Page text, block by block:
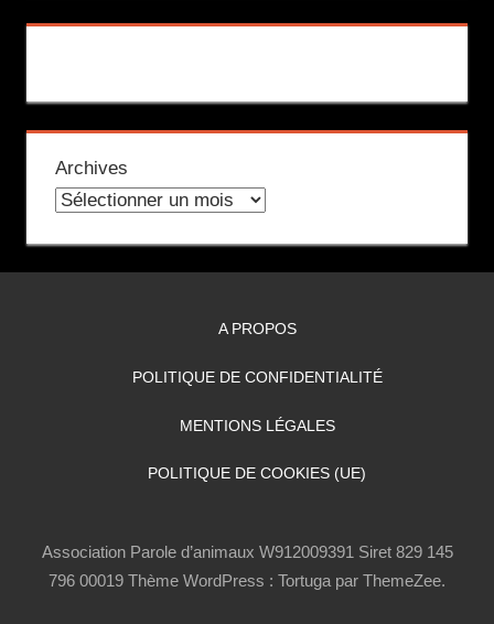
Archives
A PROPOS
POLITIQUE DE CONFIDENTIALITÉ
MENTIONS LÉGALES
POLITIQUE DE COOKIES (UE)
Association Parole d’animaux W912009391 Siret 829 145
796 00019 Thème WordPress : Tortuga par ThemeZee.